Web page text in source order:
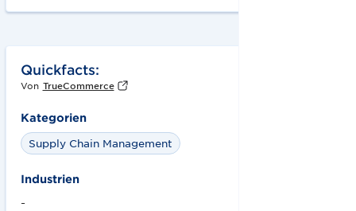
Quickfacts:
Von TrueCommerce
Kategorien
Supply Chain Management
Industrien
-